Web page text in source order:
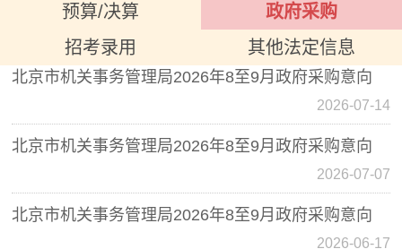
预算/决算
政府采购
招考录用
其他法定信息
2026-07-17
北京市机关事务管理局2026年8至9月政府采购意向
2026-07-14
北京市机关事务管理局2026年8至9月政府采购意向
2026-07-07
北京市机关事务管理局2026年8至9月政府采购意向
2026-06-17